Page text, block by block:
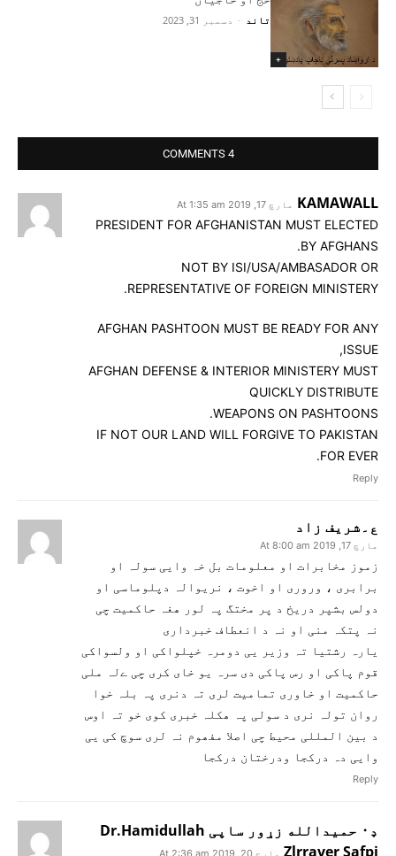
+
تاند - دسمبر 31, 2023
4 COMMENTS
KAMAWALL مارچ 17, 2019 At 1:35 am
PRESIDENT FOR AFGHANISTAN MUST ELECTED
BY AFGHANS.
NOT BY ISI/USA/AMBASADOR OR
REPRESENTATIVE OF FOREIGN MINISTERY.
AFGHAN PASHTOON MUST BE READY FOR ANY
ISSUE,
AFGHAN DEFENSE & INTERIOR MINISTERY MUST
QUICKLY DISTRIBUTE
WEAPONS ON PASHTOONS.
IF NOT OUR LAND WILL FORGIVE TO PAKISTAN
FOR EVER.
Reply
ع۔شریف زاد
مارچ 17, 2019 At 8:00 am
زموز مخابرات او معلومات بل خہ وایی سولہ او
برابری ، وروری او اخوت ، نریوالہ دپلوماسی او
دولس بشپر دریخ د پر مختگ پہ لور ھغہ حاکمیت چی
نہ پتکہ منی او نہ د انعطاف خبرداری
یارہ رشتیا تہ وزیر یی دومرہ خپلواکی او ولسواکی
قوم پاکی او رس پاکی دی سرہ یو خای کری چی ےلہ ملی
حاکمیت او خاوری تمامیت لری تہ دنری پہ بلہ خوا
روان تولہ نری د سولی پہ ھکلہ خبری کوی خو تہ اوس
د بین المللی محیط چی اصلا مفھوم نہ لری سوچ کی یی
وایی دہ درکجا ودرختان درکجا
Reply
ډ۰ حميدالله زړور ساپی Dr.Hamidullah
Zlrraver Safpi مارچ 20, 2019 At 2:36 am